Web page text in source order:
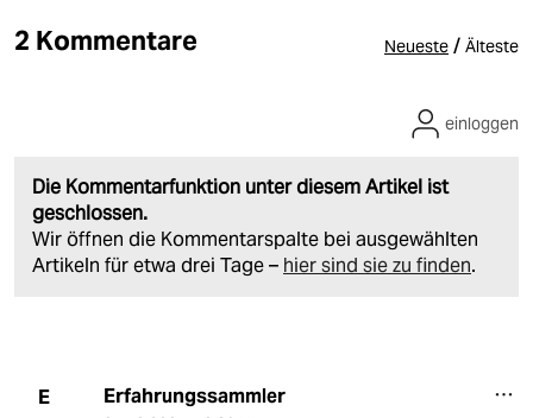
2 Kommentare Neueste / Älteste
Die Kommentarfunktion unter diesem Artikel ist
geschlossen.
Wir öffnen die Kommentarspalte bei ausgewählten
Artikeln für etwa drei Tage – hier sind sie zu finden.
einloggen
E Erfahrungssammler